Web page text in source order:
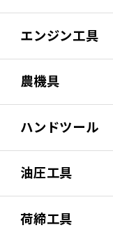
エンジン工具
農機具
ハンドツール
油圧工具
荷締工具